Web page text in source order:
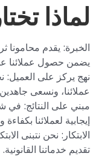
لماذا
الخبرة: يقدم
يضمن حصول عملائنا
نهج يركز على العميل:
عملائنا، ونسعى
مبني على النتائج: في
إيجابية لعملائنا بكفاءة
الابتكار: نحن نتبنى
تقديم خدماتنا القانونية.